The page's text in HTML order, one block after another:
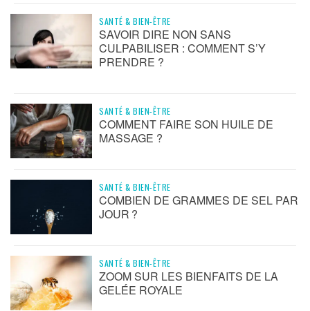
SANTÉ & BIEN-ÊTRE
SAVOIR DIRE NON SANS
CULPABILISER : COMMENT S’Y
PRENDRE ?
SANTÉ & BIEN-ÊTRE
COMMENT FAIRE SON HUILE DE
MASSAGE ?
SANTÉ & BIEN-ÊTRE
COMBIEN DE GRAMMES DE SEL PAR
JOUR ?
SANTÉ & BIEN-ÊTRE
ZOOM SUR LES BIENFAITS DE LA
GELÉE ROYALE